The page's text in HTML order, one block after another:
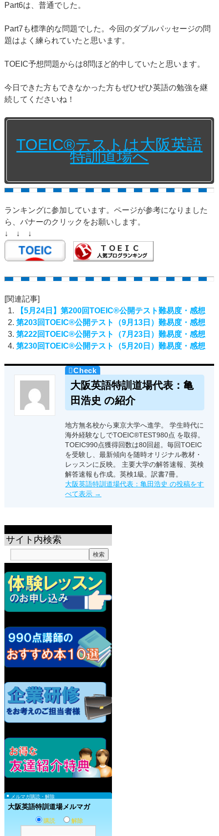
Part6は、普通でした。
Part7も標準的な問題でした。今回のダブルパッセージの問
題はよく練られていたと思います。
TOEIC予想問題からは8問ほど的中していたと思います。
今日できた方もできなかった方もぜひぜひ英語の勉強を継
続してくださいね！
TOEIC®テストは大阪英語
特訓道場へ
ランキングに参加しています。ページが参考になりました
ら、バナーのクリックをお願いします。
↓ ↓ ↓
[関連記事]
【5月24日】第200回TOEIC®公開テスト難易度・感想
第203回TOEIC®公開テスト（9月13日）難易度・感想
第222回TOEIC®公開テスト（7月23日）難易度・感想
第230回TOEIC®公開テスト（5月20日）難易度・感想
大阪英語特訓道場代表：亀
田浩史 の紹介
地方無名校から東京大学へ進学。 学生時代に
海外経験なしでTOEIC®TEST980点 を取得。
TOEIC990点獲得回数は80回超。毎回TOEIC
を受験し、最新傾向を随時オリジナル教材・
レッスンに反映。 主要大学の解答速報、英検
解答速報も作成。英検1級。訳書7冊。
大阪英語特訓道場代表：亀田浩史 の投稿をす
べて表示 →
サイト内検索
メルマガ購読・解除
大阪英語特訓道場メルマガ
購読 解除